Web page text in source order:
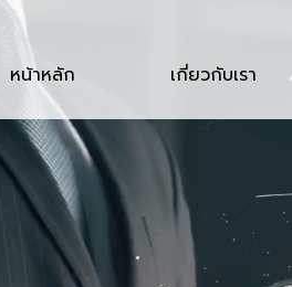
หน้าหลัก เกี่ยวกับเรา